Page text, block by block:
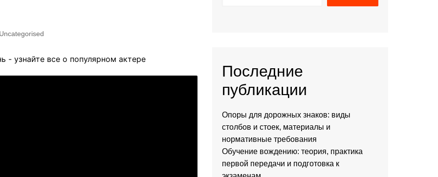
Uncategorised
Последние
публикации
Опоры для дорожных знаков: виды
столбов и стоек, материалы и
нормативные требования
Обучение вождению: теория, практика
первой передачи и подготовка к